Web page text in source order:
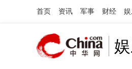
首页 资讯 军事 财经